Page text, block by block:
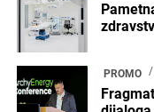
PROMO